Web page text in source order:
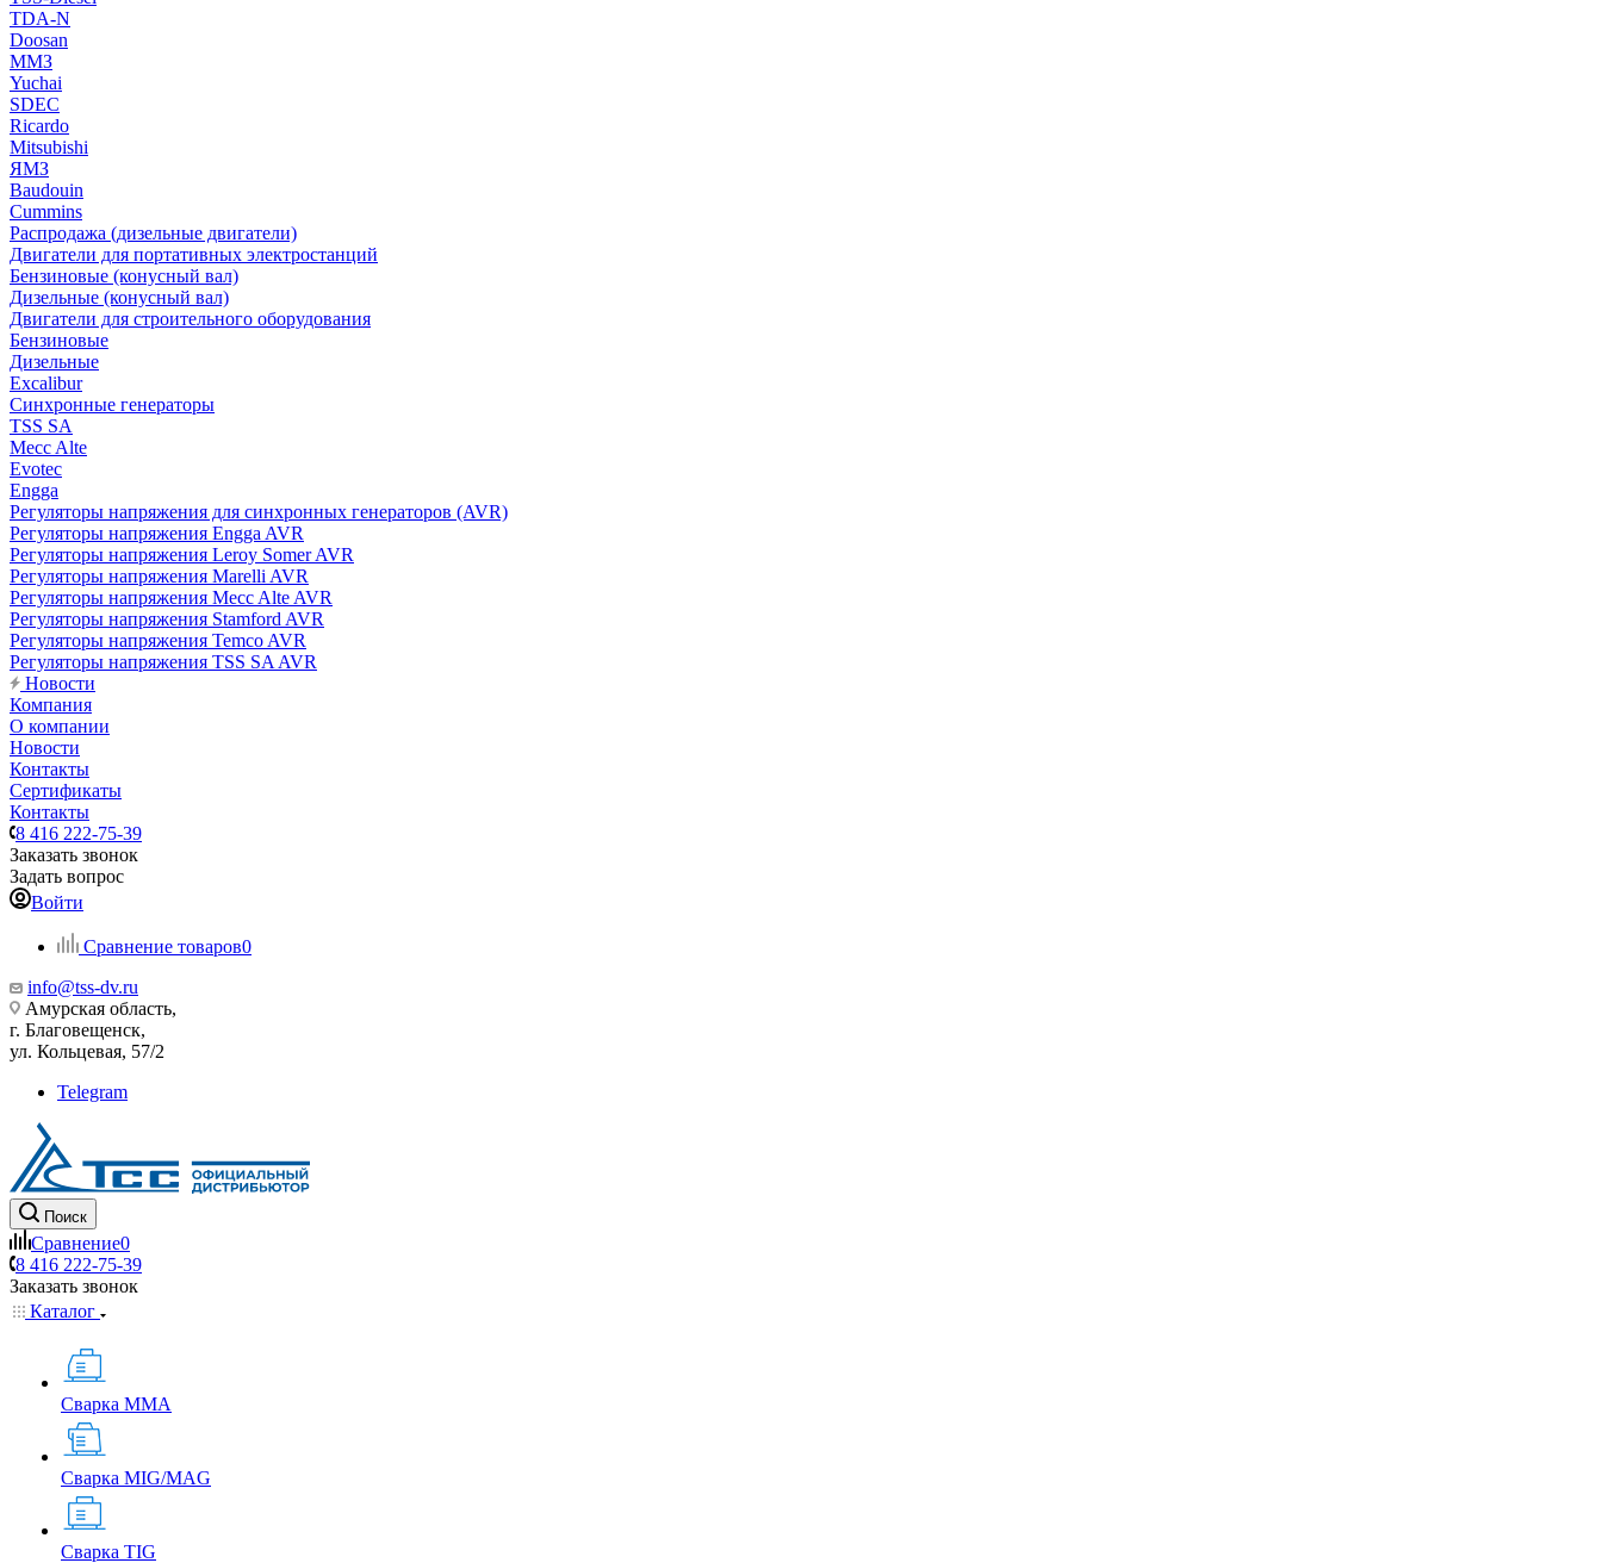
TDA-N
Doosan
ММЗ
Yuchai
SDEC
Ricardo
Mitsubishi
ЯМЗ
Baudouin
Cummins
Распродажа (дизельные двигатели)
Двигатели для портативных электростанций
Бензиновые (конусный вал)
Дизельные (конусный вал)
Двигатели для строительного оборудования
Бензиновые
Дизельные
Excalibur
Синхронные генераторы
TSS SA
Mecc Alte
Evotec
Engga
Регуляторы напряжения для синхронных генераторов (AVR)
Регуляторы напряжения Engga AVR
Регуляторы напряжения Leroy Somer AVR
Регуляторы напряжения Marelli AVR
Регуляторы напряжения Mecc Alte AVR
Регуляторы напряжения Stamford AVR
Регуляторы напряжения Temco AVR
Регуляторы напряжения TSS SA AVR
Новости
Компания
О компании
Новости
Контакты
Сертификаты
Контакты
8 416 222-75-39
Заказать звонок
Задать вопрос
Войти
Сравнение товаров0
info@tss-dv.ru
Амурская область,
г. Благовещенск,
ул. Кольцевая, 57/2
Telegram
Поиск
Сравнение0
8 416 222-75-39
Заказать звонок
Каталог
Сварка MMA
Сварка MIG/MAG
Сварка TIG